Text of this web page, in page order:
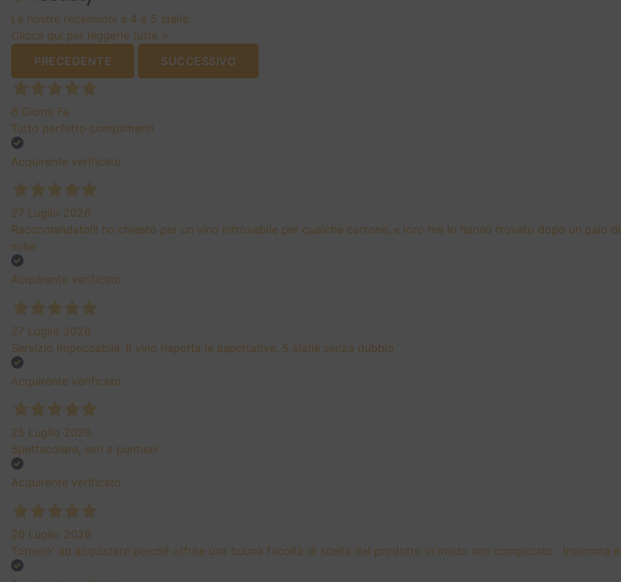
Le nostre recensioni a 4 e 5 stelle.
Clicca qui per leggerle tutte >
PRECEDENTE
SUCCESSIVO
6 Giorni Fa
Tutto perfetto complimenti
Acquirente verificato
27 Luglio 2026
Raccomandato!!! ho chiesto per un vino introvabile per qualche cartone, e loro me lo hanno trovato dopo un paio
mille.
Acquirente verificato
27 Luglio 2026
Servizio impeccabile. Il vino rispetta le aspettative. 5 stelle senza dubbio
Acquirente verificato
25 Luglio 2026
Spettacolare, seri e puntuali
Acquirente verificato
20 Luglio 2026
Tornero' ad acquistare perché offrite una buona facoltà di scelta del prodotto in modo non complicato . Insomma